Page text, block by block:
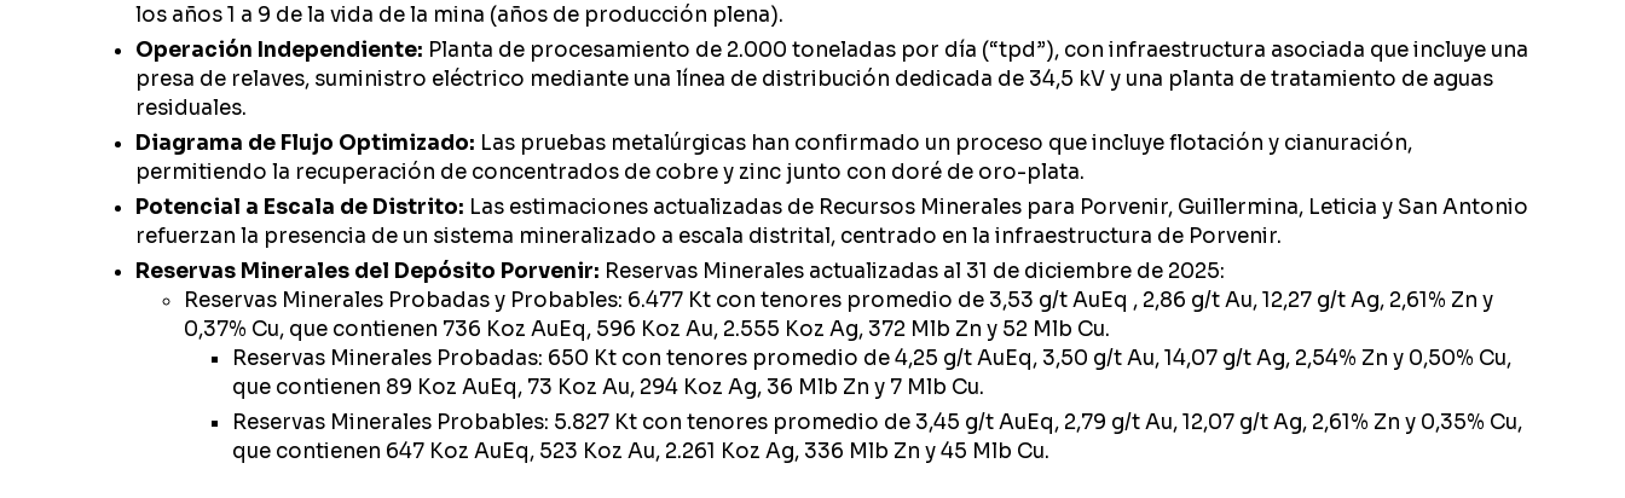
los años 1 a 9 de la vida de la mina (años de producción plena).
Operación Independiente: Planta de procesamiento de 2.000 toneladas por día (“tpd”), con infraestructura asociada que incluye una
presa de relaves, suministro eléctrico mediante una línea de distribución dedicada de 34,5 kV y una planta de tratamiento de aguas
residuales.
Diagrama de Flujo Optimizado: Las pruebas metalúrgicas han confirmado un proceso que incluye flotación y cianuración,
permitiendo la recuperación de concentrados de cobre y zinc junto con doré de oro-plata.
Potencial a Escala de Distrito: Las estimaciones actualizadas de Recursos Minerales para Porvenir, Guillermina, Leticia y San Antonio
refuerzan la presencia de un sistema mineralizado a escala distrital, centrado en la infraestructura de Porvenir.
Reservas Minerales del Depósito Porvenir: Reservas Minerales actualizadas al 31 de diciembre de 2025:
Reservas Minerales Probadas y Probables: 6.477 Kt con tenores promedio de 3,53 g/t AuEq , 2,86 g/t Au, 12,27 g/t Ag, 2,61% Zn y
0,37% Cu, que contienen 736 Koz AuEq, 596 Koz Au, 2.555 Koz Ag, 372 Mlb Zn y 52 Mlb Cu.
Reservas Minerales Probadas: 650 Kt con tenores promedio de 4,25 g/t AuEq, 3,50 g/t Au, 14,07 g/t Ag, 2,54% Zn y 0,50% Cu,
que contienen 89 Koz AuEq, 73 Koz Au, 294 Koz Ag, 36 Mlb Zn y 7 Mlb Cu.
Reservas Minerales Probables: 5.827 Kt con tenores promedio de 3,45 g/t AuEq, 2,79 g/t Au, 12,07 g/t Ag, 2,61% Zn y 0,35% Cu,
que contienen 647 Koz AuEq, 523 Koz Au, 2.261 Koz Ag, 336 Mlb Zn y 45 Mlb Cu.